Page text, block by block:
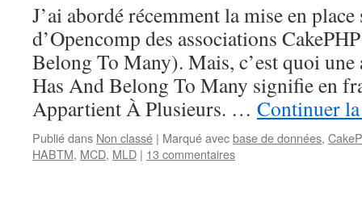
J’ai abordé récemment la mise en
d’Opencomp des associations
Belong To Many). Mais, c’est quoi
Has And Belong To Many signifie en
Appartient À Plusieurs. … Continuer
Publié dans Non classé | Marqué avecbase de données,
HABTM, MCD, MLD | 13 commentaires